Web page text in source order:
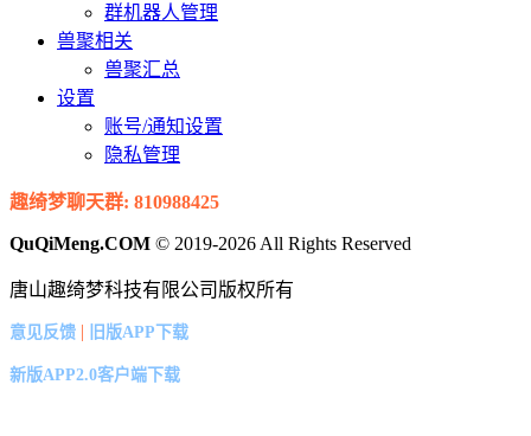
群机器人管理
兽聚相关
兽聚汇总
设置
账号/通知设置
隐私管理
趣绮梦聊天群: 810988425
QuQiMeng.COM © 2019-2026 All Rights Reserved
唐山趣绮梦科技有限公司版权所有
意见反馈 | 旧版APP下载
新版APP2.0客户端下载